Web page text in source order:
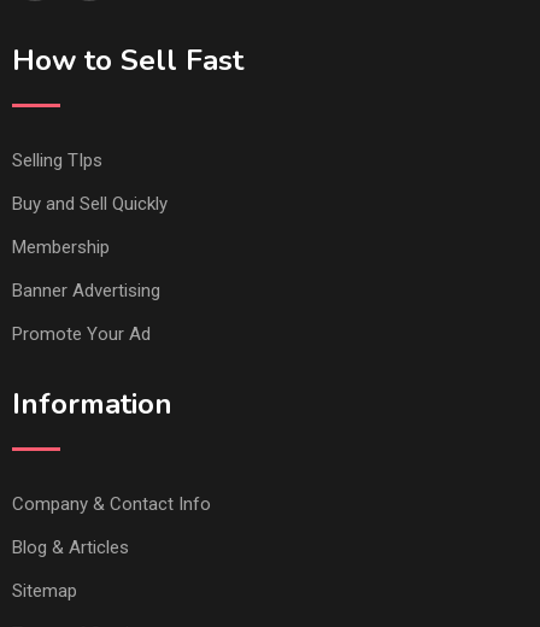
How to Sell Fast
Selling TIps
Buy and Sell Quickly
Membership
Banner Advertising
Promote Your Ad
Information
Company & Contact Info
Blog & Articles
Sitemap